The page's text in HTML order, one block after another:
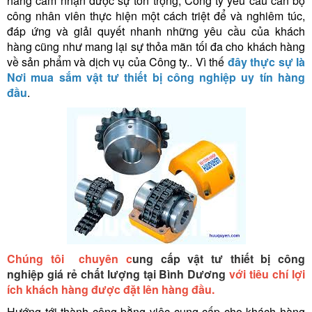
công nhân viên thực hiện một cách triệt để và nghiêm túc,
đáp ứng và giải quyết nhanh những yêu cầu của khách
hàng cũng như mang lại sự thỏa mãn tối đa cho khách hàng
về sản phẩm và dịch vụ của Công ty.. Vì thế đây thực sự là
Nơi mua sắm vật tư thiết bị công nghiệp uy tín hàng
đầu.
Chúng tôi chuyên cung cấp vật tư thiết bị công
nghiệp giá rẻ chất lượng tại Bình Dương với tiêu chí lợi
ích khách hàng được đặt lên hàng đầu.